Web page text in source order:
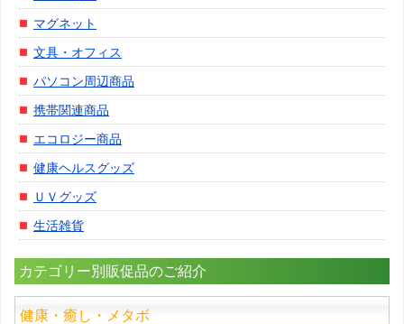
マグネット
文具・オフィス
パソコン周辺商品
携帯関連商品
エコロジー商品
健康ヘルスグッズ
ＵＶグッズ
生活雑貨
カテゴリー別販促品のご紹介
健康・癒し・メタボ